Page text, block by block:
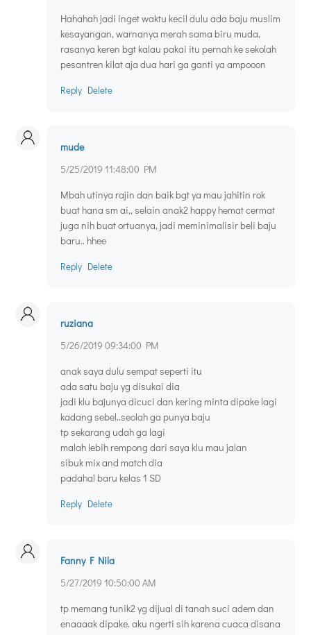
Hahahah jadi inget waktu kecil dulu ada baju muslim
kesayangan, warnanya merah sama biru muda,
rasanya keren bgt kalau pakai itu pernah ke sekolah
pesantren kilat aja dua hari ga ganti ya ampooon
Reply Delete
mude
5/25/2019 11:48:00 PM
Mbah utinya rajin dan baik bgt ya mau jahitin rok
buat hana sm ai,, selain anak2 happy hemat cermat
juga nih buat ortuanya, jadi meminimalisir beli baju
baru.. hhee
Reply Delete
ruziana
5/26/2019 09:34:00 PM
anak saya dulu sempat seperti itu
ada satu baju yg disukai dia
jadi klu bajunya dicuci dan kering minta dipake lagi
kadang sebel..seolah ga punya baju
tp sekarang udah ga lagi
malah lebih rempong dari saya klu mau jalan
sibuk mix and match dia
padahal baru kelas 1 SD
Reply Delete
Fanny F Nila
5/27/2019 10:50:00 AM
tp memang tunik2 yg dijual di tanah suci adem dan
enaaaak dipake. aku ngerti sih karena cuaca disana